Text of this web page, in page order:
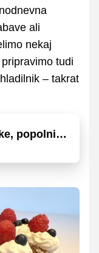
ali
nekaj
tudi
– takrat
popolnih